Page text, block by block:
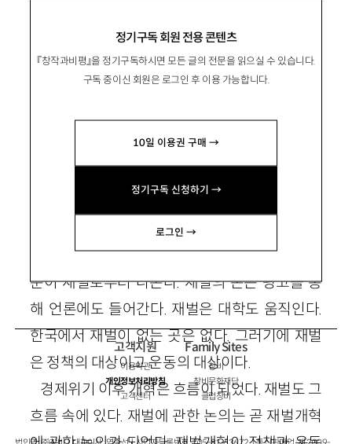
정기구독 회원 전용 콘텐츠
『창작과비평』을 정기구독하시면 모든 글의 전문을 읽으실 수 있습니다.
구독 중이신 회원은 로그인 후 이용 가능합니다.
10일 이용권 구매 →
정기구독 신청하기 →
로그인 →
김진방金鎭邦
백서: 1995~1997』 『미국 자본주의 해부』 『유럽
자본주의 해부』 등이 있음. jkim@inha.ac.kr
재벌은 한국경제의 중심이다. 경제에서만 그런
것이 아니다.정치에 들어가는 엄청난 돈의 대부
분이 재벌로부터 나온다. 재벌의 돈은 광고를 통
해 언론에도 들어간다. 재벌은 대학도 움직인다.
한국에서 재벌이 없는 곳은 없다. 그러기에 재벌
은 정책의 대상이고 운동의 대상이다.
경제위기 이후 개혁은 흐름이 되었다. 재벌도 그
흐름 속에 있다. 재벌에 관한 논의는 곧 재벌개혁
고객지원
이용약관
개인정보처리방침
고객센터
Family Sites
창비
창비문화재단
클럽창비